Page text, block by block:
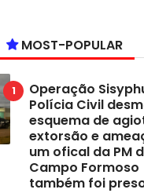
MOST-POPULAR
Operação
Polícia Civil
esquema de
extorsão e
um ofical da PM
Campo Formoso
também foi